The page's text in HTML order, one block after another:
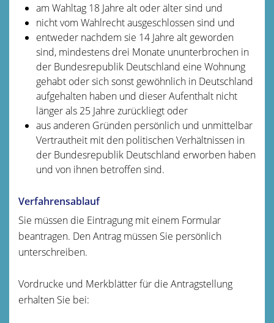
am Wahltag 18 Jahre alt oder älter sind und
nicht vom Wahlrecht ausgeschlossen sind und
entweder nachdem sie 14 Jahre alt geworden
sind, mindestens drei Monate ununterbrochen in
der Bundesrepublik Deutschland eine Wohnung
gehabt oder sich sonst gewöhnlich in Deutschland
aufgehalten haben und dieser Aufenthalt nicht
länger als 25 Jahre zurückliegt oder
aus anderen Gründen persönlich und unmittelbar
Vertrautheit mit den politischen Verhältnissen in
der Bundesrepublik Deutschland erworben haben
und von ihnen betroffen sind.
Verfahrensablauf
Sie müssen die Eintragung mit einem Formular
beantragen. Den Antrag müssen Sie persönlich
unterschreiben.
Vordrucke und Merkblätter für die Antragstellung
erhalten Sie bei: